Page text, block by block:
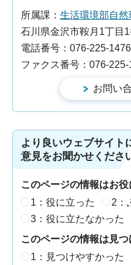
所属課： 生活環境部自
石川県金沢市鞍月1丁目
電話番号：076-225-1476
ファクス番号：076-225-
より良いウェブサイト
意見をお聞かせくださ
このページの情報はお
1：役に立った
2：
3：役に立たなかった
このページの情報は見
1：見つけやすかった